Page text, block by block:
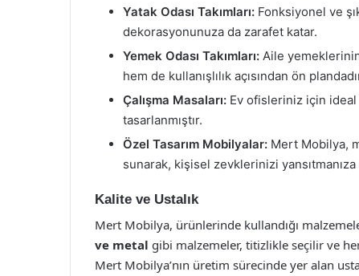
Yatak Odası Takımları: Fonksiyonel ve
dekorasyonunuza da zarafet katar.
Yemek Odası Takımları: Aile
hem de kullanışlılık açısından ön
Çalışma Masaları: Ev ofisleriniz için ideal
tasarlanmıştır.
Özel Tasarım Mobilyalar: Mert Mobilya,
sunarak, kişisel zevklerinizi yansıtmanıza
Kalite ve Ustalık
Mert Mobilya, ürünlerinde kullandığı
ve metal gibi malzemeler, titizlikle seçilir ve
Mert Mobilya’nın üretim sürecinde yer alan